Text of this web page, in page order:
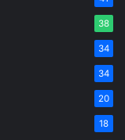
38
34
34
20
18